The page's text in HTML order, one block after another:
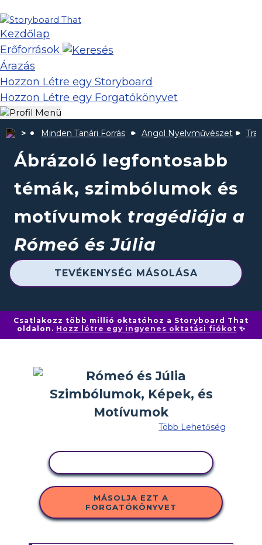
Kezdőlap
Erőforrások
Árazás
Hozzon Létre egy Storyboard
Hozzon Létre egy Forgatókönyvet
Minden Tanári Forrás Angol Nyelvművészet
Ábrázoló legfontosabb
témák, szimbólumok és
motívumok tragédiája a
Rómeó és Júlia
TEVÉKENYSÉG MÁSOLÁSA
Csatlakozz több millió oktatóhoz a Storyboard That
oldalon. Hozz létre egy ingyenes oktatási fiókot ✨
Több Lehetőség
MÁSOLJA EZT A
FORGATÓKÖNYVET